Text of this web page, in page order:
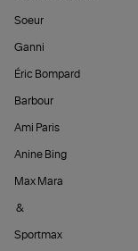
Soeur
Ganni
Éric Bompard
Barbour
Ami Paris
Anine Bing
Max Mara
&
Sportmax